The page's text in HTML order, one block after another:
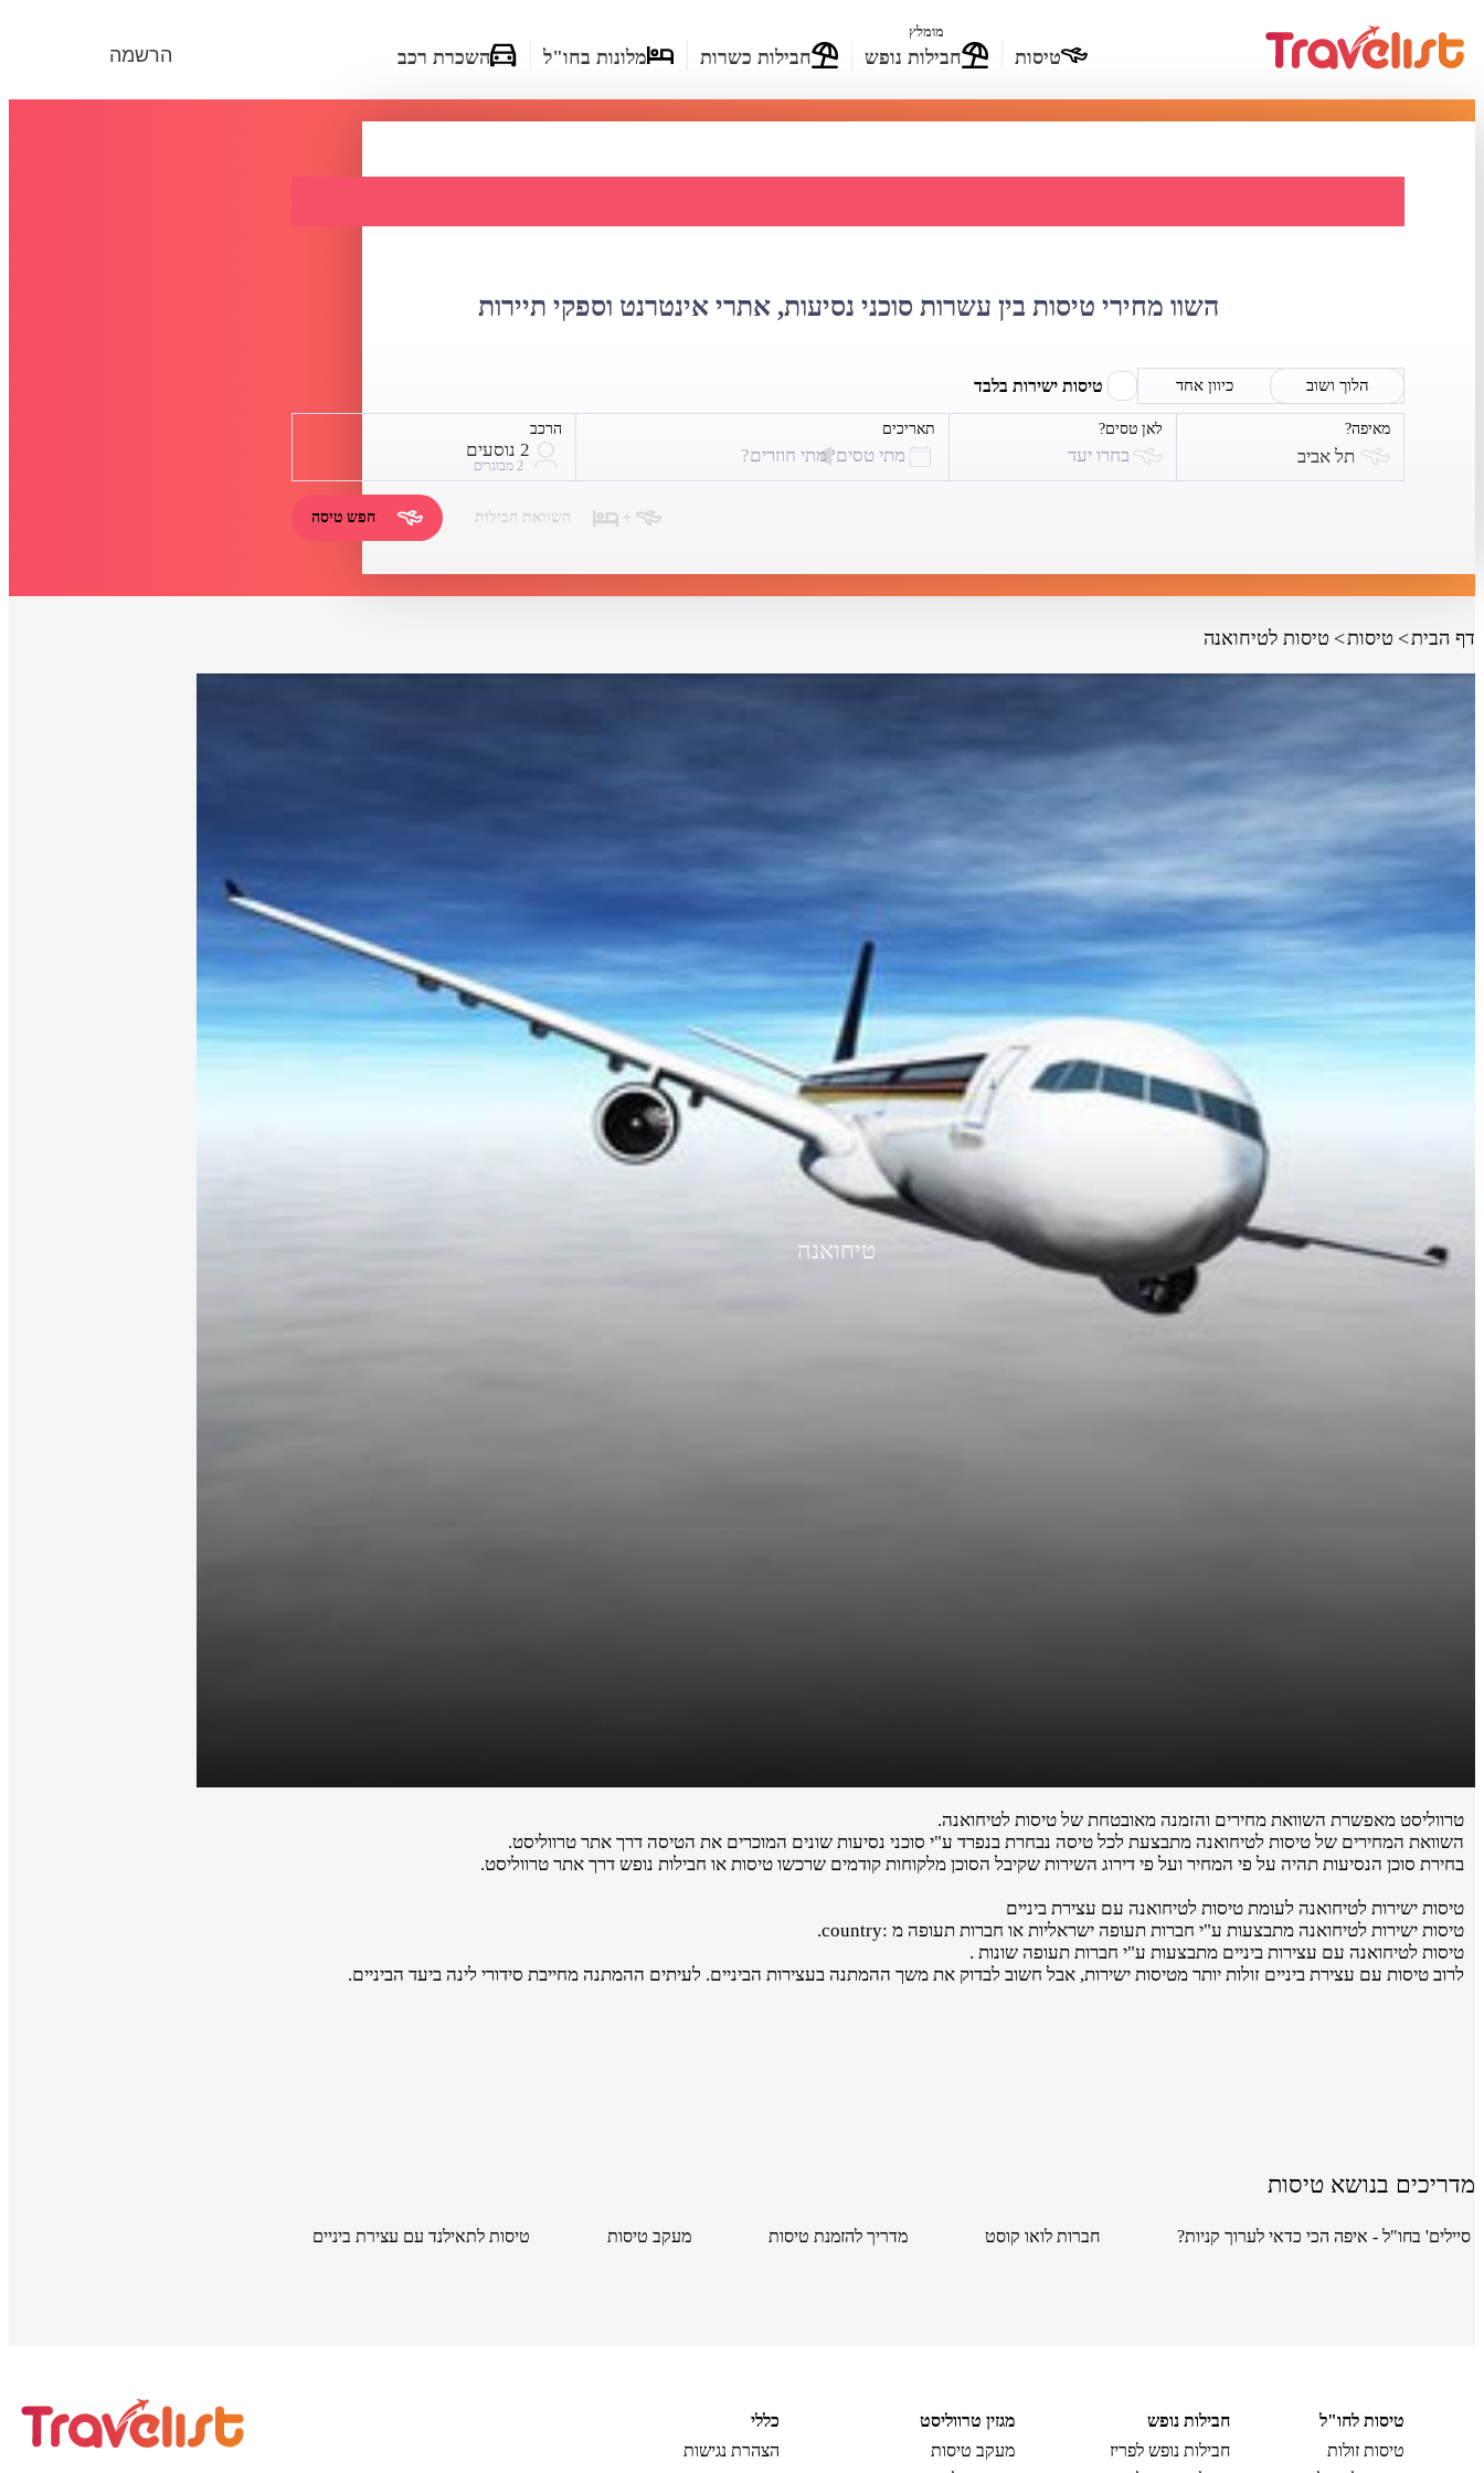
הרשמה טיסות
מומלץ
חבילות נופש חבילות כשרות מלונות בחו"ל השכרת רכב
השוו מחירי טיסות בין עשרות סוכני נסיעות, אתרי אינטרנט וספקי תיירות
הלוך ושוב כיוון אחד טיסות ישירות בלבד
מאיפה?
תל אביב
לאן טסים?
בחרו יעד
תאריכים
מתי טסים?מתי חוזרים?
הרכב
2 נוסעים
2 מבוגרים
+ השוואת חבילות חפש טיסה
דף הבית טיסות טיסות לטיחואנה
טיחואנה
טרווליסט מאפשרת השוואת מחירים והזמנה מאובטחת של טיסות לטיחואנה.
השוואת המחירים של טיסות לטיחואנה מתבצעת לכל טיסה נבחרת בנפרד ע"י סוכני נסיעות שונים המוכרים את הטיסה דרך אתר טרווליסט.
בחירת סוכן הנסיעות תהיה על פי המחיר ועל פי דירוג השירות שקיבל הסוכן מלקוחות קודמים שרכשו טיסות או חבילות נופש דרך אתר טרווליסט.
טיסות ישירות לטיחואנה לעומת טיסות לטיחואנה עם עצירת ביניים
טיסות ישירות לטיחואנה מתבצעות ע"י חברות תעופה ישראליות או חברות תעופה מ :country.
טיסות לטיחואנה עם עצירות ביניים מתבצעות ע"י חברות תעופה שונות .
לרוב טיסות עם עצירת ביניים זולות יותר מטיסות ישירות, אבל חשוב לבדוק את משך ההמתנה בעצירות הביניים. לעיתים ההמתנה מחייבת סידורי לינה ביעד הביניים.
מדריכים בנושא טיסות
סיילים' בחו"ל - איפה הכי כדאי לערוך קניות? חברות לואו קוסט מדריך להזמנת טיסות מעקב טיסות טיסות לתאילנד עם עצירת ביניים
טיסות לחו"ל
טיסות זולות
חבילות נופש
חבילות נופש לפריז
מגזין טרווליסט
מעקב טיסות
כללי
הצהרת נגישות